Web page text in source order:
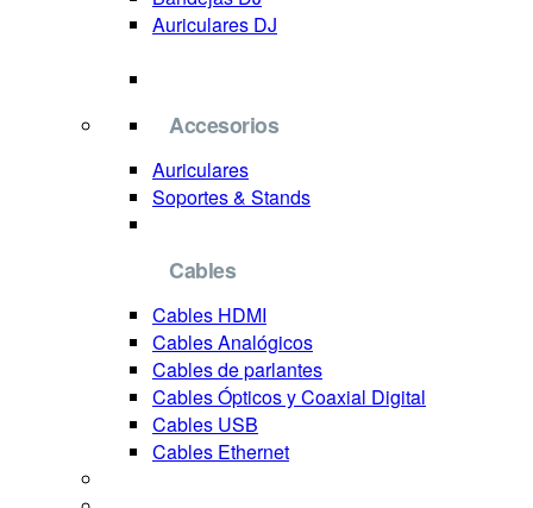
Auriculares DJ
Accesorios
Auriculares
Soportes & Stands
Cables
Cables HDMI
Cables Analógicos
Cables de parlantes
Cables Ópticos y Coaxial Digital
Cables USB
Cables Ethernet